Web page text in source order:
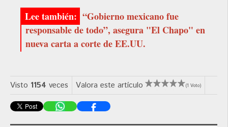
“Gobierno mexicano fue
responsable de todo”, asegura "El Chapo" en
nueva carta a corte de EE.UU.
Visto 1154 veces Valora este artículo (1 Voto)